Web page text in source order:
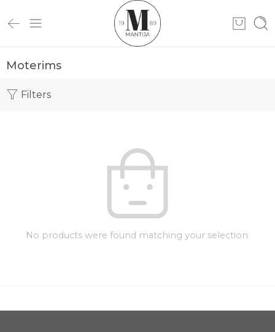
Moterims
Filters
No products were found matching your selection.